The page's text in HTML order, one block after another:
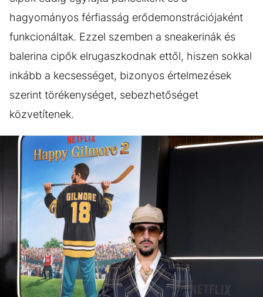
hagyományos férfiasság erődemonstrációjaként
funkcionáltak. Ezzel szemben a sneakerinák és
balerina cipők elrugaszkodnak ettől, hiszen sokkal
inkább a kecsességet, bizonyos értelmezések
szerint törékenységet, sebezhetőséget
közvetítenek.